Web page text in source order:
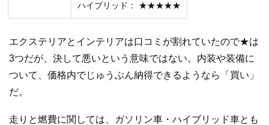
ハイブリッド： ★★★★★
エクステリアとインテリアは口コミが割れていたので★は
3つだが、決して悪いという意味ではない。内装や装備に
ついて、価格内でじゅうぶん納得できるようなら「買い」
だ。
走りと燃費に関しては、ガソリン車・ハイブリッド車とも